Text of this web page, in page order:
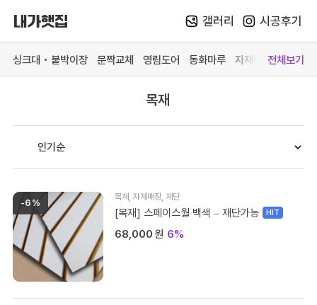
싱크대 • 붙박이장 문짝교체 영림도어 동화마루 자재매장전체보기
Skip
목재
-6%
목재 ,자재매장, 재단
[목재] 스페이스월 백색 – 재단가능
68,000 원 6%
갤러리 시공후기
싱크대
붙박이장
바스 화장실
영림 방문
예림 방문 (문의)
동화 강화마루
한솔 마루 (문의)
목재
스페이
# 색상샘플 / 싱크대